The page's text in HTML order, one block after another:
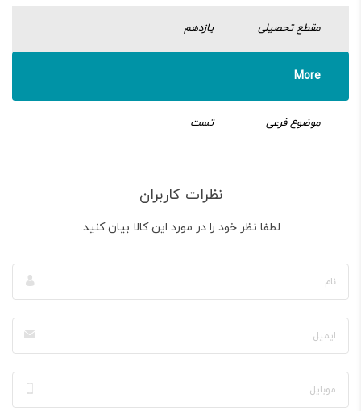
مقطع تحصیلی یازدهم
More
موضوع فرعی تست
نظرات کاربران
لطفا نظر خود را در مورد این کالا بیان کنید.